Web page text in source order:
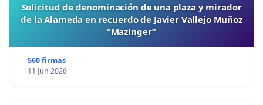
Solicitud de denominación de una plaza y mirador
de la Alameda en recuerdo de Javier Vallejo Muñoz
“Mazinger”
560 firmas
11 Jun 2026